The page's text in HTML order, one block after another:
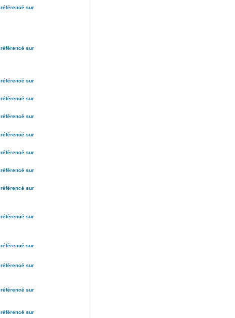
référencé sur
référencé sur
référencé sur
référencé sur
référencé sur
référencé sur
référencé sur
référencé sur
référencé sur
référencé sur
référencé sur
référencé sur
référencé sur
référencé sur